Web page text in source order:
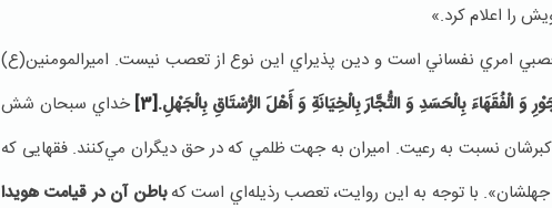
را اعلام كرد.»
امري نفساني است و دين پذيراي اين نوع از تعصب نيست. اميرالمومنين(ع)
وَ الْفُقَهَاءَ بِالْحَسَدِ وَ التُّجَّارَ بِالْخِيَانَةِ وَ أَهْلَ الرُّسْتَاقِ بِالْجَهْلِ.[3]
خداي سبحان شش
نسبت به رعيت. اميران به جهت ظلمي كه در حق ديگران مي‌كنند. فقهایی كه
با توجه به اين روايت، تعصب رذيله‌اي است كهباطن آن در قيامت هويدا